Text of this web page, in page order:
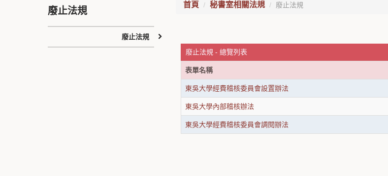
首頁 秘書室相關法規 廢止法規
廢止法規 - 總覽列表
表單名稱
東吳大學經費稽核委員會設置辦法
東吳大學內部稽核辦法
東吳大學經費稽核委員會調閱辦法
廢止法規
廢止法規